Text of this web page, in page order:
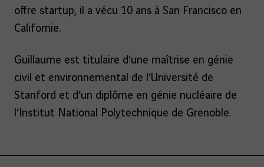
offre startup, il a vécu 10 ans à San Francisco en
Californie.
Guillaume est titulaire d’une maîtrise en génie
civil et environnemental de l’Université de
Stanford et d’un diplôme en génie nucléaire de
l’Institut National Polytechnique de Grenoble.